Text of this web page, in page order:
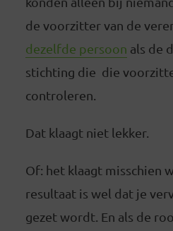
de voorzitter van de
dezelfde persoon als de
stichting die die
controleren.
Dat klaagt niet lekker.
Of: het klaagt misschien
resultaat is wel dat je
gezet wordt. En als de